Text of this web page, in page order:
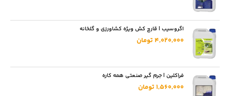
اگروسیب | قارچ کش ویژه کشاورزی و گلخانه
4,020,000 تومان
فراکلین | جرم گیر صنعتی همه کاره
1,560,000 تومان